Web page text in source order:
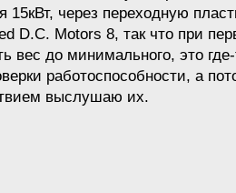
15кВт, через переходную
D.C. Motors 8, так что при
вес до минимального, это
работоспособности, а
выслушаю их.